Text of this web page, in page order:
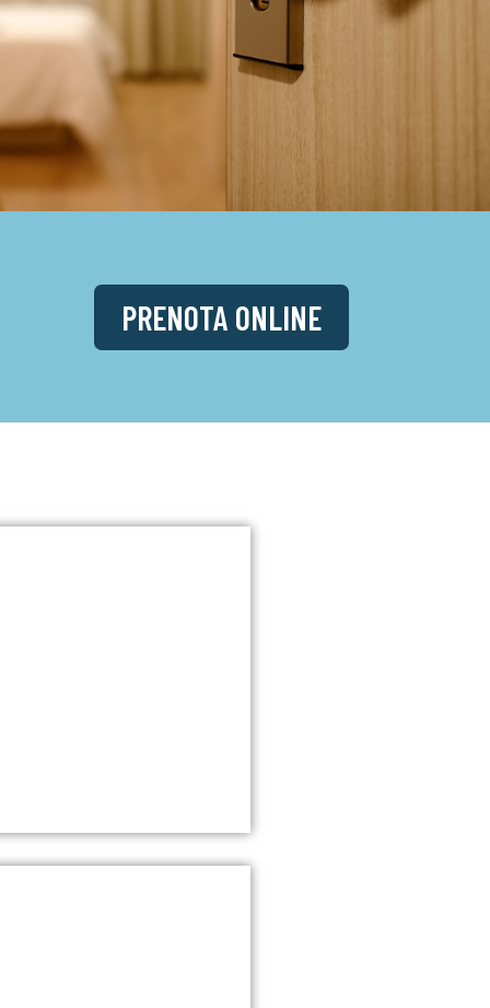
PRENOTA ONLINE